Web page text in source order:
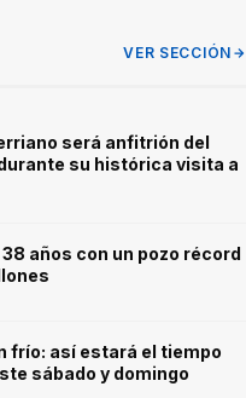
VER SECCIÓN
será anfitrión del
su histórica visita a
años con un pozo récord
frío: así estará el tiempo
sábado y domingo